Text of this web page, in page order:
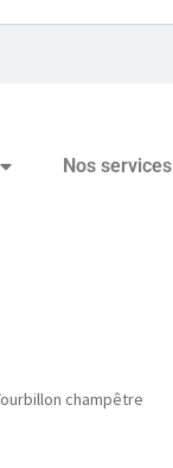
Nos services
champêtre